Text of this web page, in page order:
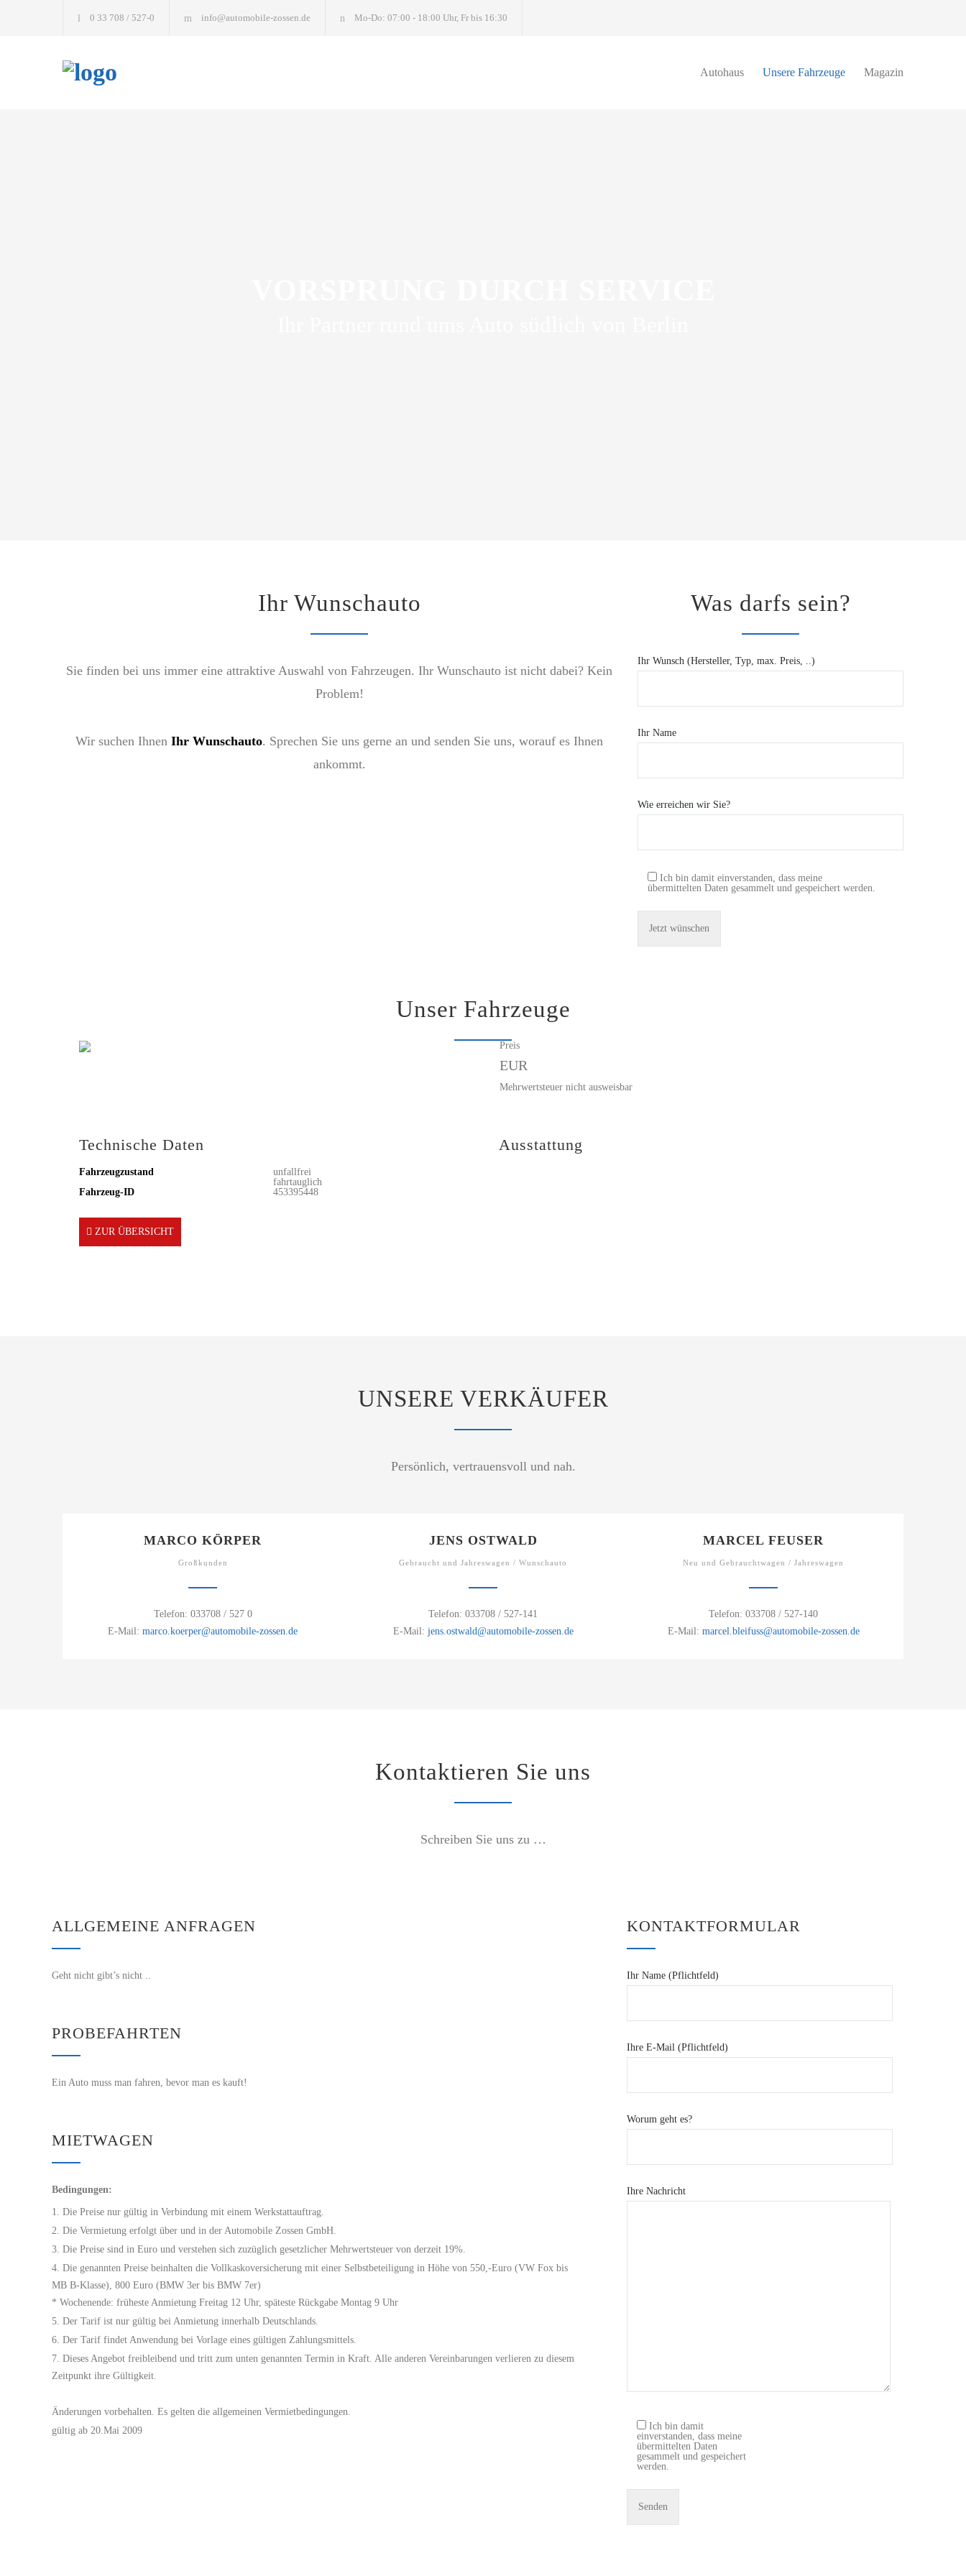
0 33 708 / 527-0 info@automobile-zossen.de Mo-Do: 07:00 - 18:00 Uhr, Fr bis 16:30
Autohaus Unsere Fahrzeuge Magazin
Ihr Wunschauto
Sie finden bei uns immer eine attraktive Auswahl von Fahrzeugen. Ihr Wunschauto ist nicht dabei? Kein
Problem!
Wir suchen Ihnen Ihr Wunschauto. Sprechen Sie uns gerne an und senden Sie uns, worauf es Ihnen
ankommt.
Was darfs sein?
Ihr Wunsch (Hersteller, Typ, max. Preis, ..)
Ihr Name
Wie erreichen wir Sie?
Ich bin damit einverstanden, dass meine
übermittelten Daten gesammelt und gespeichert werden.
Unser Fahrzeuge
Preis
EUR
Mehrwertsteuer nicht ausweisbar
Technische Daten
Fahrzeugzustand
unfallfrei
fahrtauglich
Fahrzeug-ID
453395448
Ausstattung
ZUR ÜBERSICHT
UNSERE VERKÄUFER
Persönlich, vertrauensvoll und nah.
MARCO KÖRPER
Großkunden
Telefon: 033708 / 527 0
E-Mail: marco.koerper@automobile-zossen.de
JENS OSTWALD
Gebraucht und Jahreswagen / Wunschauto
Telefon: 033708 / 527-141
E-Mail: jens.ostwald@automobile-zossen.de
MARCEL FEUSER
Neu und Gebrauchtwagen / Jahreswagen
Telefon: 033708 / 527-140
E-Mail: marcel.bleifuss@automobile-zossen.de
Kontaktieren Sie uns
Schreiben Sie uns zu …
ALLGEMEINE ANFRAGEN
Geht nicht gibt’s nicht ..
PROBEFAHRTEN
Ein Auto muss man fahren, bevor man es kauft!
MIETWAGEN
Bedingungen:
Die Preise nur gültig in Verbindung mit einem Werkstattauftrag.
Die Vermietung erfolgt über und in der Automobile Zossen GmbH.
Die Preise sind in Euro und verstehen sich zuzüglich gesetzlicher Mehrwertsteuer von derzeit 19%.
Die genannten Preise beinhalten die Vollkaskoversicherung mit einer Selbstbeteiligung in Höhe von 550,-Euro (VW Fox bis
MB B-Klasse), 800 Euro (BMW 3er bis BMW 7er)
* Wochenende: früheste Anmietung Freitag 12 Uhr, späteste Rückgabe Montag 9 Uhr
Der Tarif ist nur gültig bei Anmietung innerhalb Deutschlands.
Der Tarif findet Anwendung bei Vorlage eines gültigen Zahlungsmittels.
Dieses Angebot freibleibend und tritt zum unten genannten Termin in Kraft. Alle anderen Vereinbarungen verlieren zu diesem
Zeitpunkt ihre Gültigkeit.
Änderungen vorbehalten. Es gelten die allgemeinen Vermietbedingungen.
gültig ab 20.Mai 2009
KONTAKTFORMULAR
Ihr Name (Pflichtfeld)
Ihre E-Mail (Pflichtfeld)
Worum geht es?
Ihre Nachricht
Ich bin damit
einverstanden, dass meine
übermittelten Daten
gesammelt und gespeichert
werden.